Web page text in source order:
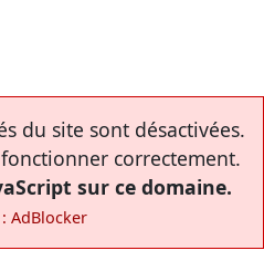
du site sont désactivées.
correctement.
sur ce domaine.
AdBlocker